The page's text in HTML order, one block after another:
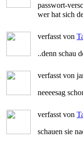
passwort-
wer hat sich
verfasst von
..denn schau
verfasst von
neeeesag
verfasst von
schauen sie